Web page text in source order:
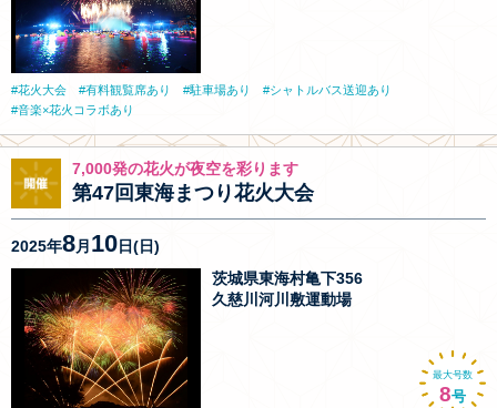
花火大会 有料観覧席あり 駐車場あり
シャトルバス送迎あり
音楽×花火コラボあり
7,000発の花火が夜空を彩ります
第47回東海まつり花火大会
2025年8月 10日(日)
茨城県東海村亀下356
久慈川河川敷運動場
最大号数
8号